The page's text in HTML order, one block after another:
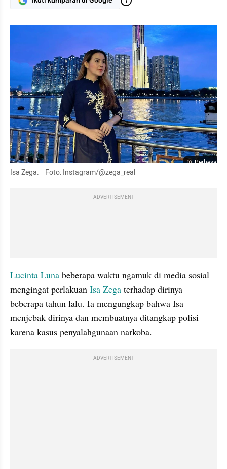
Perbesar
Isa Zega.    Foto: Instagram/@zega_real
ADVERTISEMENT
Lucinta Luna beberapa waktu ngamuk di media sosial
mengingat perlakuan Isa Zega terhadap dirinya
beberapa tahun lalu. Ia mengungkap bahwa Isa
menjebak dirinya dan membuatnya ditangkap polisi
karena kasus penyalahgunaan narkoba.
ADVERTISEMENT